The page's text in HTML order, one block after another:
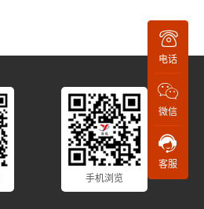
手机浏览
电话
微信
客服